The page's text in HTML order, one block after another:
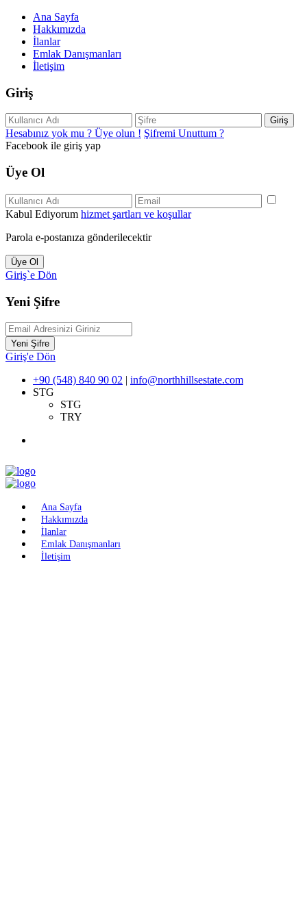
Ana Sayfa
Hakkımızda
İlanlar
Emlak Danışmanları
İletişim
Giriş
Giriş
Hesabınız yok mu ? Üye olun ! Şifremi Unuttum ?
Facebook ile giriş yap
Üye Ol
Kabul Ediyorum hizmet şartları ve koşullar
Parola e-postanıza gönderilecektir
Üye Ol
Giriş`e Dön
Yeni Şifre
Yeni Şifre
Giriş'e Dön
+90 (548) 840 90 02 | info@northhillsestate.com
STG
STG
TRY
Ana Sayfa
Hakkımızda
İlanlar
Emlak Danışmanları
İletişim